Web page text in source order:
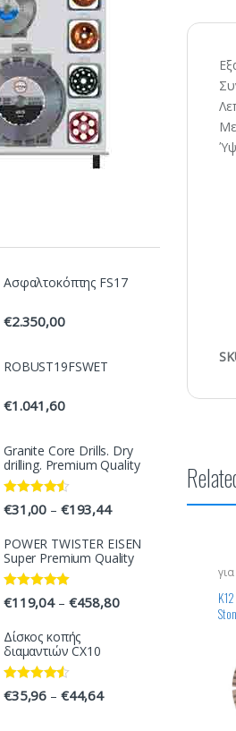
Ασφαλτοκόπτης FS17
€2.350,00
ROBUST19FSWET
€1.041,60
Granite Core Drills. Dry
drilling. Premium Quality
Rated4.33
out of 5
€31,00 – €193,44
POWER TWISTER EISEN
Super Premium Quality
Rated5.00
out of 5
€119,04– €458,80
Δίσκος κοπής
διαμαντιών CX10
Rated4.33
out of 5
€35,96 – €44,64